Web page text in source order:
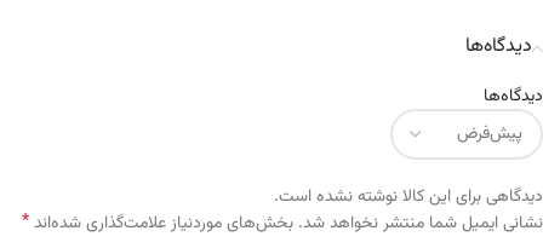
دیدگاه‌ها
دیدگاه‌ها
دیدگاهی برای این کالا نوشته نشده است.
نشانی ایمیل شما منتشر نخواهد شد. بخش‌های موردنیاز علامت‌گذاری شده‌اند* Alternative: